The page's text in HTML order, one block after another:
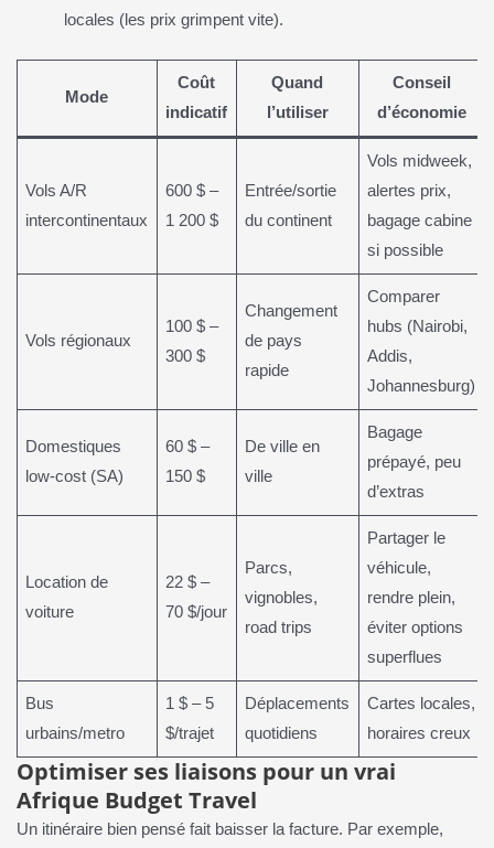
locales (les prix grimpent vite).
Mode
Coût
indicatif
Quand
l’utiliser
Conseil
d’économie
Vols A/R
intercontinentaux
600 $ –
1 200 $
Entrée/sortie
du continent
Vols midweek,
alertes prix,
bagage cabine
si possible
Vols régionaux
100 $ –
300 $
Changement
de pays
rapide
Comparer
hubs (Nairobi,
Addis,
Johannesburg)
Domestiques
low-cost (SA)
60 $ –
150 $
De ville en
ville
Bagage
prépayé, peu
d’extras
Location de
voiture
22 $ –
70 $/jour
Parcs,
vignobles,
road trips
Partager le
véhicule,
rendre plein,
éviter options
superflues
Bus
urbains/metro
1 $ – 5
$/trajet
Déplacements
quotidiens
Cartes locales,
horaires creux
Optimiser ses liaisons pour un vrai
Afrique Budget Travel
Un itinéraire bien pensé fait baisser la facture. Par exemple,